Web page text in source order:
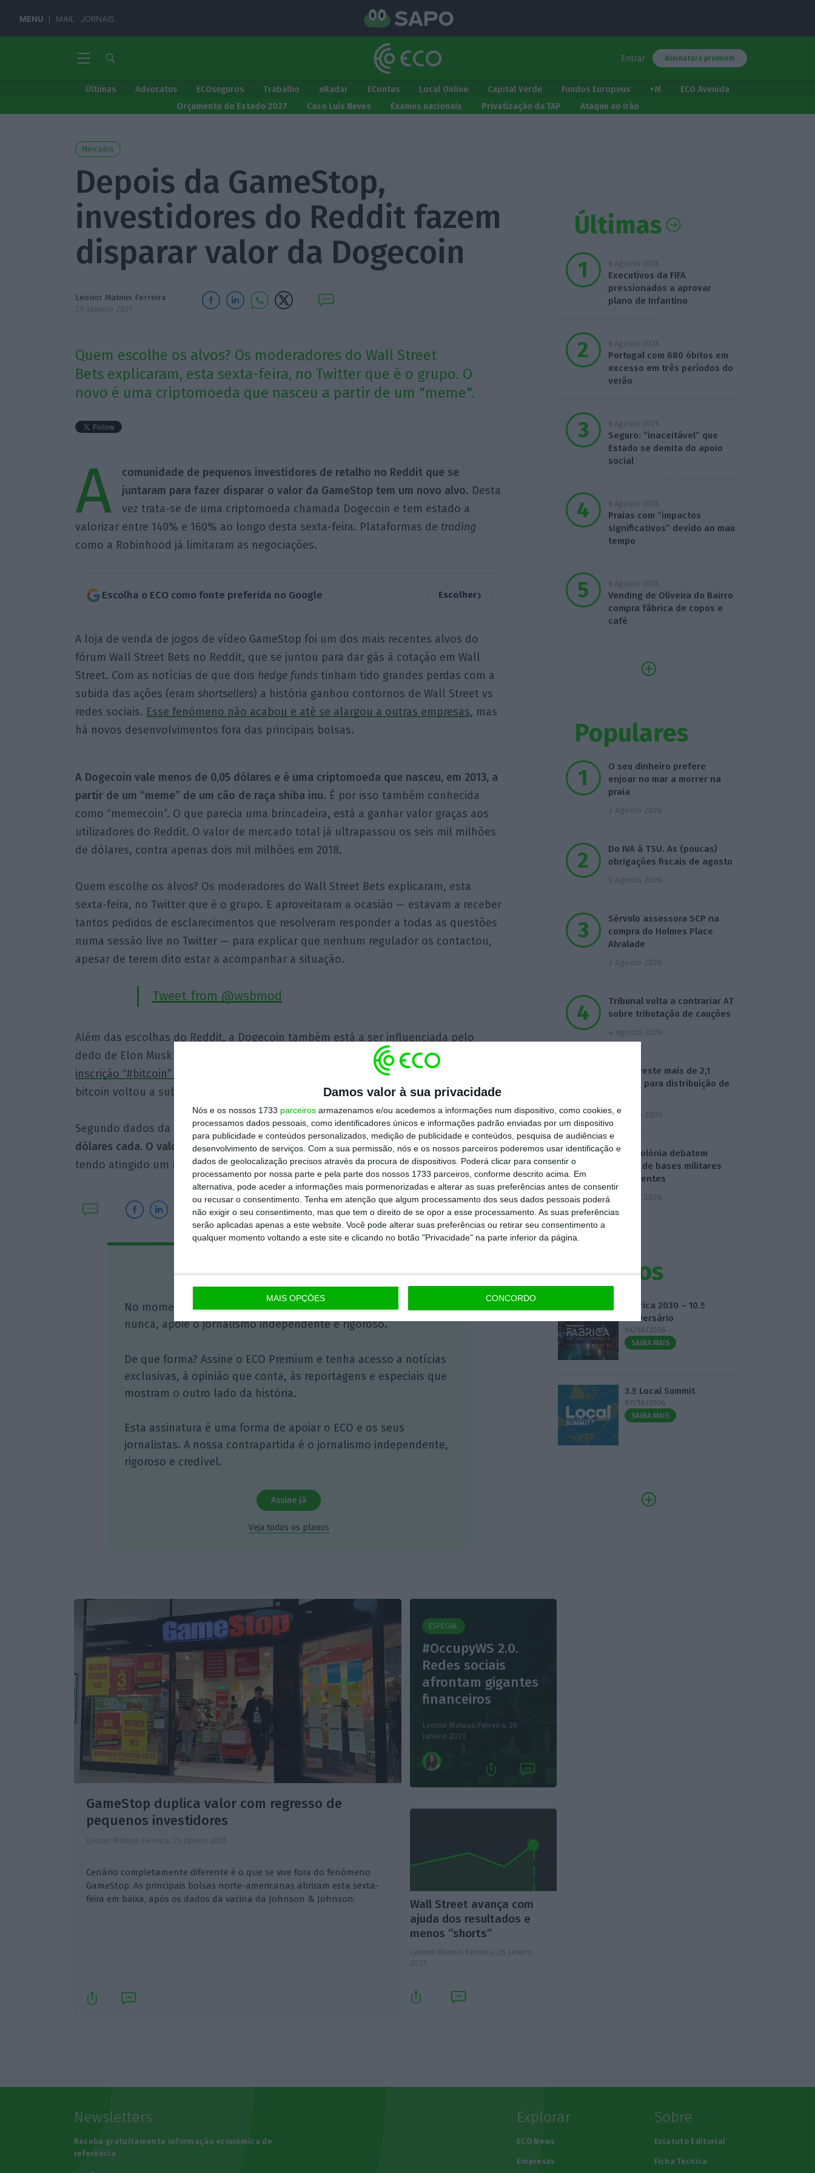
Damos valor à sua privacidade
Nós e os nossos 1733 parceiros armazenamos e/ou acedemos a informações num dispositivo, como cookies, e
processamos dados pessoais, como identificadores únicos e informações padrão enviadas por um dispositivo
para publicidade e conteúdos personalizados, medição de publicidade e conteúdos, pesquisa de audiências e
desenvolvimento de serviços. Com a sua permissão, nós e os nossos parceiros poderemos usar identificação e
dados de geolocalização precisos através da procura de dispositivos. Poderá clicar para consentir o
processamento por nossa parte e pela parte dos nossos 1733 parceiros, conforme descrito acima. Em
alternativa, pode aceder a informações mais pormenorizadas e alterar as suas preferências antes de consentir
ou recusar o consentimento. Tenha em atenção que algum processamento dos seus dados pessoais poderá
não exigir o seu consentimento, mas que tem o direito de se opor a esse processamento. As suas preferências
serão aplicadas apenas a este website. Você pode alterar suas preferências ou retirar seu consentimento a
qualquer momento voltando a este site e clicando no botão "Privacidade" na parte inferior da página.
MAIS OPÇÕES CONCORDO
MENU MAIL JORNAIS
Entrar Assinatura premium
Últimas Advocatus ECOseguros Trabalho eRadar EContas Local Online Capital Verde Fundos Europeus +M
ECO Avenida
Orçamento do Estado 2027
Caso Luís Neves Exames nacionais Privatização da TAP Ataque ao Irão
Mercados
Depois da GameStop,
investidores do Reddit fazem
disparar valor da Dogecoin
Leonor Mateus Ferreira
29 Janeiro 2021
Quem escolhe os alvos? Os moderadores do Wall Street
Bets explicaram, esta sexta-feira, no Twitter que é o grupo. O
novo é uma criptomoeda que nasceu a partir de um "meme".
A
comunidade de pequenos investidores de retalho no Reddit que se
juntaram para fazer disparar o valor da GameStop tem um novo alvo. Desta
vez trata-se de uma criptomoeda chamada Dogecoin e tem estado a
valorizar entre 140% e 160% ao longo desta sexta-feira. Plataformas de trading
como a Robinhood já limitaram as negociações.
Escolha o ECO como fonte preferida no Google Escolher›
A loja de venda de jogos de vídeo GameStop foi um dos mais recentes alvos do
fórum Wall Street Bets no Reddit, que se juntou para dar gás à cotação em Wall
Street. Com as notícias de que dois hedge fundstinham tido grandes perdas com a
subida das ações (eram shortsellers) a história ganhou contornos de Wall Street vs
redes sociais. Esse fenómeno não acabou e até se alargou a outras empresas, mas
há novos desenvolvimentos fora das principais bolsas.
A Dogecoin vale menos de 0,05 dólares e é uma criptomoeda que nasceu, em 2013, a
partir de um “meme” de um cão de raça shiba inu. É por isso também conhecida
como “memecoin”. O que parecia uma brincadeira, está a ganhar valor graças aos
utilizadores do Reddit. O valor de mercado total já ultrapassou os seis mil milhões
de dólares, contra apenas dois mil milhões em 2018.
Quem escolhe os alvos? Os moderadores do Wall Street Bets explicaram, esta
sexta-feira, no Twitter que é o grupo. E aproveitaram a ocasião — estavam a receber
tantos pedidos de esclarecimentos que resolveram responder a todas as questões
numa sessão live no Twitter — para explicar que nenhum regulador os contactou,
apesar de terem dito estar a acompanhar a situação.
Tweet from @wsbmod
Além das escolhas do Reddit, a Dogecoin também está a ser influenciada pelo
dedo de Elon Musk no mercado das criptomoedas.
O CEO da Tesla resolveu pôr a
inscrição “#bitcoin” na descrição da sua conta pessoal
no Twitter e o valor da
bitcoin voltou a subir, aproximando-se dos 40 mil dólares a unidade.
Segundo dados da CoinDesk,o preço de uma bitcoin avança 11,6% para 36.008,46
dólares cada. O valor da bitcoin voltou a crescer a partir do final do ano passado,
tendo atingido um máximo histórico de 40.519,45 a 8 de janeiro deste ano.
https://eco.sapo.pt/2021/01/29/depois-da-gamestop-investidores-do-reddit-fazem-disparar-valor-da-dogecoin/ Copiar
Assine o ECO Premium
No momento em que a informação é mais importante do que
nunca, apoie o jornalismo independente e rigoroso.
De que forma? Assine o ECO Premium e tenha acesso a notícias
exclusivas, à opinião que conta, às reportagens e especiais que
mostram o outro lado da história.
Esta assinatura é uma forma de apoiar o ECO e os seus
jornalistas. A nossa contrapartida é o jornalismo independente,
rigoroso e credível.
Assine já
Veja todos os planos
Últimas
6 Agosto 2026
Executivos da FIFA
pressionados a aprovar
plano de Infantino
6 Agosto 2026
Portugal com 680 óbitos em
excesso em três períodos do
verão
6 Agosto 2026
Seguro: “inaceitável” que
Estado se demita do apoio
social
6 Agosto 2026
Praias com “impactos
significativos” devido ao mau
tempo
6 Agosto 2026
Vending de Oliveira do Bairro
compra fábrica de copos e
café
Populares
O seu dinheiro prefere
enjoar no mar a morrer na
praia
3 Agosto 2026
Do IVA à TSU. As (poucas)
obrigações fiscais de agosto
3 Agosto 2026
Sérvulo assessora SCP na
compra do Holmes Place
Alvalade
3 Agosto 2026
Tribunal volta a contrariar AT
sobre tributação de cauções
4 Agosto 2026
Beja investe mais de 2,1
milhões para distribuição de
4 Agosto 2026
EUA e Polónia debatem
criação de bases militares
permanentes
5 Agosto 2026
Eventos
Fábrica 2030 – 10.º
Aniversário
14/10/2026
SAIBA MAIS
3.º Local Summit
07/10/2026
SAIBA MAIS
GameStop duplica valor com regresso de
pequenos investidores
Leonor Mateus Ferreira, 29 Janeiro 2021
Cenário completamente diferente é o que se vive fora do fenómeno
GameStop. As principais bolsas norte-americanas abriram esta sexta-
feira em baixa, após os dados da vacina da Johnson & Johnson.
ESPECIAL
#OccupyWS 2.0.
Redes sociais
afrontam gigantes
financeiros
Leonor Mateus Ferreira, 29
Janeiro 2021
Wall Street avança com
ajuda dos resultados e
menos “shorts”
Leonor Mateus Ferreira,
28 Janeiro
2021
Newsletters
Receba gratuitamente informação económica de
referência
Explorar
ECO News
Empresas
Sobre
Estatuto Editorial
Ficha Técnica